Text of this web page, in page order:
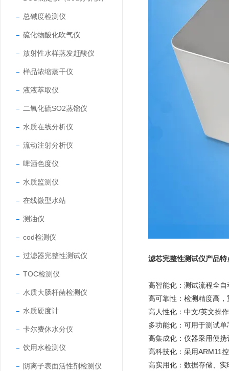
总碱度检测仪
硫化物酸化吹气仪
放射性水样蒸发赶酸仪
样品浓缩蒸干仪
液液萃取仪
二氧化硫SO2蒸馏仪
水质在线分析仪
流动注射分析仪
啤酒色度仪
水质监测仪
在线微型水站
测油仪
cod检测仪
过滤器完整性测试仪
TOC检测仪
水质大肠杆菌检测仪
水质硬度计
卡尔费休水分仪
饮用水检测仪
阴离子表面活性剂检测仪
滤芯完整性测试仪产品特
高智能化：测试流程全
高可靠性：检测精度高，
高人性化：中文/英文操
多功能化：可用于测试
高集成化：仪器采用便
高科技化：采用ARM11
高实用化：数据存储、